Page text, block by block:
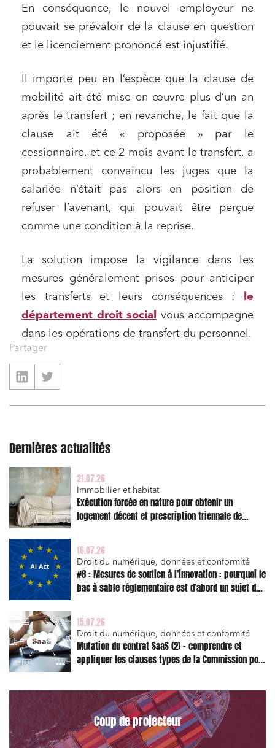
En conséquence, le nouvel employeur ne
pouvait se prévaloir de la clause en question
et le licenciement prononcé est injustifié.
Il importe peu en l’espèce que la clause de
mobilité ait été mise en œuvre plus d’un an
après le transfert ; en revanche, le fait que la
clause ait été « proposée » par le
cessionnaire, et ce 2 mois avant le transfert, a
probablement convaincu les juges que la
salariée n’était pas alors en position de
refuser l’avenant, qui pouvait être perçue
comme une condition à la reprise.
La solution impose la vigilance dans les
mesures généralement prises pour anticiper
les transferts et leurs conséquences :
le
département droit social
vous accompagne
dans les opérations de transfert du personnel.
Partager
Dernières actualités
21.07.26
Immobilier et habitat
Exécution forcée en nature pour obtenir un
logement décent et prescription triennale de
16.07.26
Droit du numérique, données et conformité
#8 : Mesures de soutien à l’innovation : pourquoi le
bac à sable réglementaire est d’abord un sujet de
15.07.26
Droit du numérique, données et conformité
Mutation du contrat SaaS (2) – comprendre et
appliquer les clauses types de la Commission pour
Coup de projecteur
Relations commerciales et contrats
Associations et acteurs de l’économie sociale et
solidaire
Media et édition
Immobilier et habitat
Entreprises du numérique
Établissements financiers
Mobilité et transport